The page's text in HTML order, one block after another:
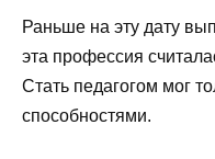
Раньше на эту дату
эта профессия
Стать педагогом мог
способностями.